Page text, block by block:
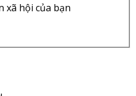
xã hội của bạn